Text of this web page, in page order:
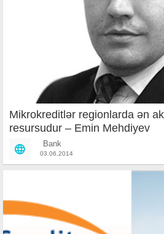
Mikrokreditlər regionlarda ən
resursudur – Emin Mehdiyev
Bank
03.06.2014